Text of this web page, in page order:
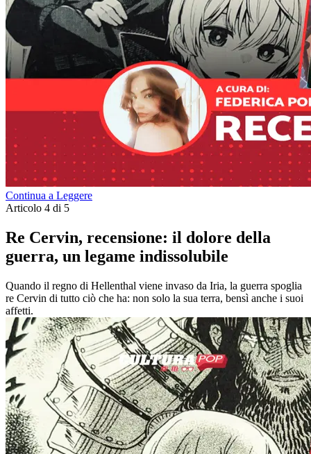
Continua a Leggere
Articolo 4 di 5
Re Cervin, recensione: il dolore della
guerra, un legame indissolubile
Quando il regno di Hellenthal viene invaso da Iria, la guerra spoglia
re Cervin di tutto ciò che ha: non solo la sua terra, bensì anche i suoi
affetti.